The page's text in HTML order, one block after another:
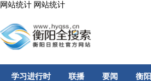
网站统计 网站统计
学习进行时 联播 要闻 衡阳